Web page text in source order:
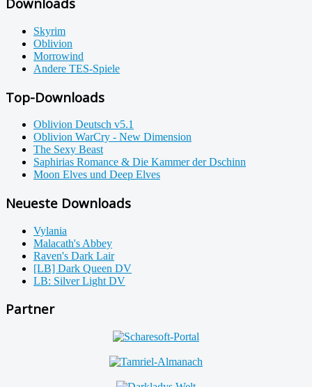
Skyrim
Oblivion
Morrowind
Andere TES-Spiele
Top-Downloads
Oblivion Deutsch v5.1
Oblivion WarCry - New Dimension
The Sexy Beast
Saphirias Romance & Die Kammer der Dschinn
Moon Elves und Deep Elves
Neueste Downloads
Vylania
Malacath's Abbey
Raven's Dark Lair
[LB] Dark Queen DV
LB: Silver Light DV
Partner